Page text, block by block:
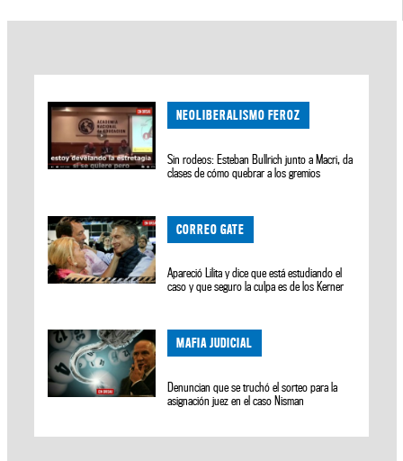
NEOLIBERALISMO FEROZ
Sin rodeos: Esteban Bullrich junto a Macri, da
clases de cómo quebrar a los gremios
CORREO GATE
Apareció Lilita y dice que está estudiando el
caso y que seguro la culpa es de los Kerner
MAFIA JUDICIAL
Denuncian que se truchó el sorteo para la
asignación juez en el caso Nisman